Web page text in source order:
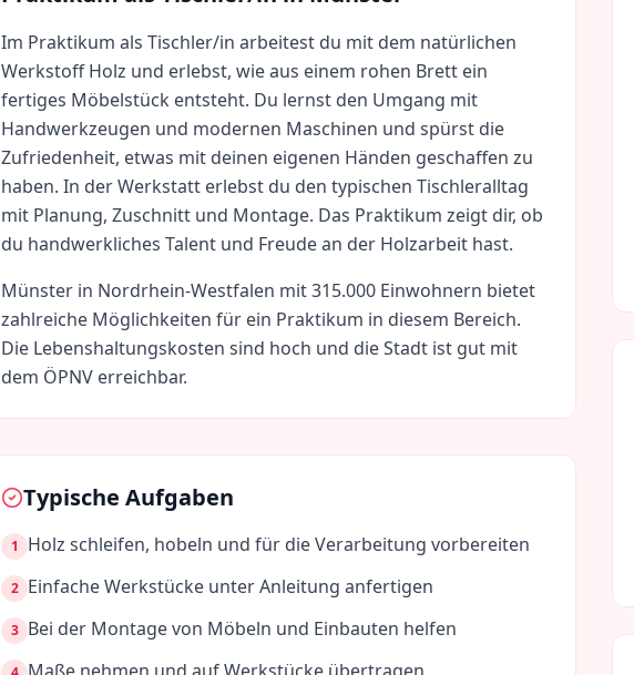
Im Praktikum als Tischler/in arbeitest du mit dem natürlichen
Werkstoff Holz und erlebst, wie aus einem rohen Brett ein
fertiges Möbelstück entsteht. Du lernst den Umgang mit
Handwerkzeugen und modernen Maschinen und spürst die
Zufriedenheit, etwas mit deinen eigenen Händen geschaffen zu
haben. In der Werkstatt erlebst du den typischen Tischleralltag
mit Planung, Zuschnitt und Montage. Das Praktikum zeigt dir, ob
du handwerkliches Talent und Freude an der Holzarbeit hast.
Münster in Nordrhein-Westfalen mit315.000 Einwohnern bietet
zahlreiche Möglichkeiten für ein Praktikum in diesem Bereich.
Die Lebenshaltungskosten sind hoch und die Stadt ist gut mit
dem ÖPNV erreichbar.
Typische Aufgaben
1 Holz schleifen, hobeln und für die Verarbeitung vorbereiten
2 Einfache Werkstücke unter Anleitung anfertigen
3 Bei der Montage von Möbeln und Einbauten helfen